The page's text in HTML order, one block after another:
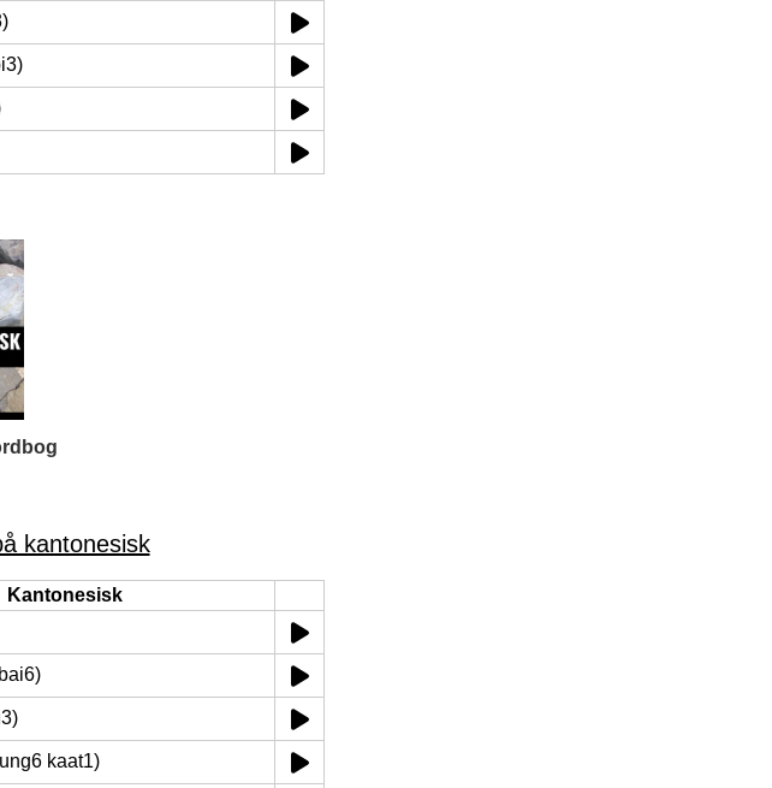
kantonesisk
Kantonesisk
kaat1)